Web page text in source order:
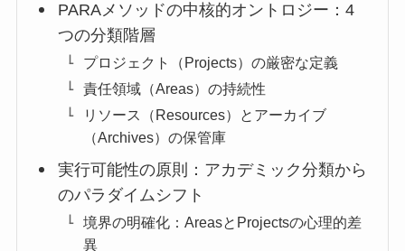
PARAメソッドの中核的オントロジー：4
つの分類階層
プロジェクト（Projects）の厳密な定義
責任領域（Areas）の持続性
リソース（Resources）とアーカイブ
（Archives）の保管庫
実行可能性の原則：アカデミック分類から
のパラダイムシフト
境界の明確化：AreasとProjectsの心理的差
異